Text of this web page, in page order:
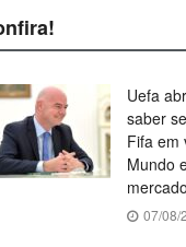
Uefa
saber
Fifa em
Mundo
mercado
07/08/